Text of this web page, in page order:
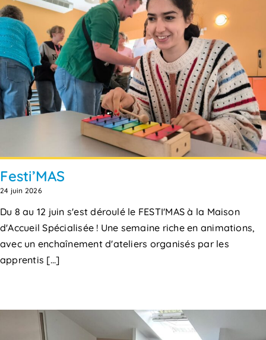
Festi’MAS
24 juin 2026
Du 8 au 12 juin s'est déroulé le FESTI'MAS à la Maison
d'Accueil Spécialisée ! Une semaine riche en animations,
avec un enchaînement d'ateliers organisés par les
apprentis [...]